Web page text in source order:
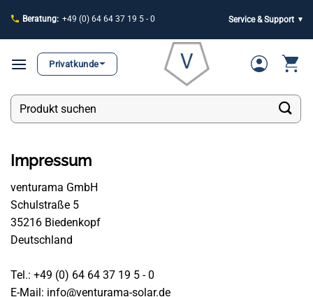
Inhalt
springen
Beratung: +49 (0) 64 64 37 19 5 - 0 Service & Support
Privatkunde
Suchen
nach:
Impressum
venturama GmbH
Schulstraße 5
35216 Biedenkopf
Deutschland
Tel.: +49 (0) 64 64 37 19 5 - 0
E-Mail: info@venturama-solar.de